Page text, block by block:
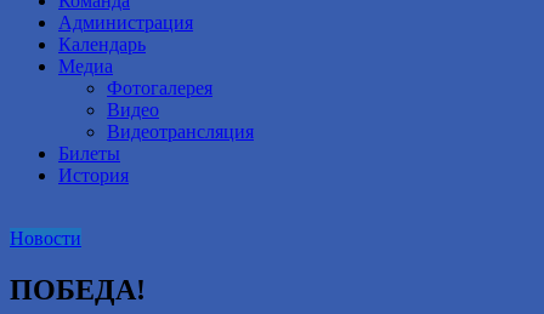
Администрация
Календарь
Медиа
Фотогалерея
Видео
Видеотрансляция
Билеты
История
Новости
ПОБЕДА!